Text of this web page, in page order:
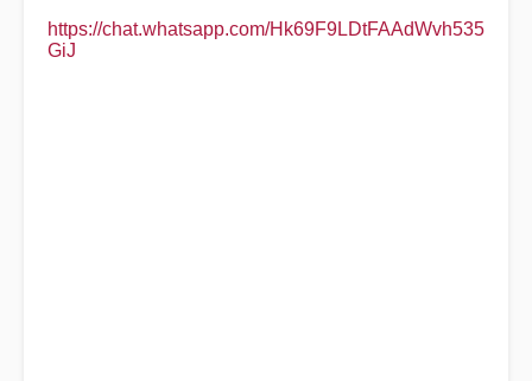
https://chat.whatsapp.com/Hk69F9LDtFAAdWvh535
GiJ